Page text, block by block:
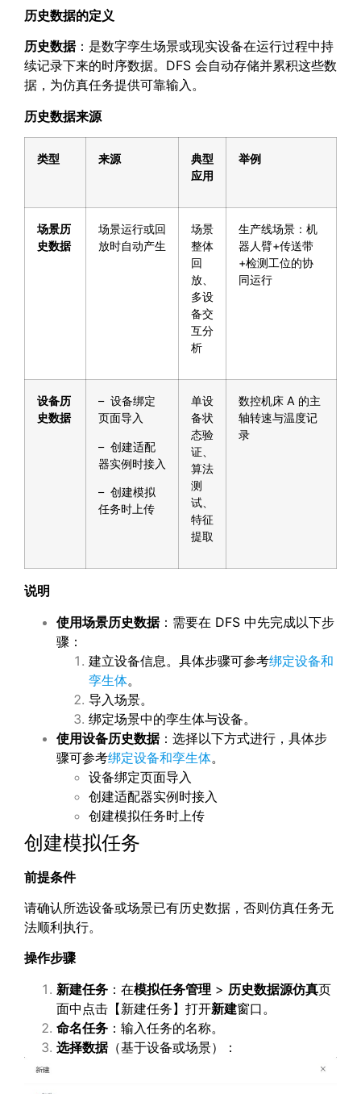
历史数据的定义
历史数据：是数字孪生场景或现实设备在运行过程中持
续记录下来的时序数据。DFS 会自动存储并累积这些数
据，为仿真任务提供可靠输入。
历史数据来源
类型 来源
典型
应用
举例
场景历
史数据
场景运行或回
放时自动产生
场景
整体
回
放、
多设
备交
互分
析
生产线场景：机
器人臂+传送带
+检测工位的协
同运行
设备历
史数据
– 设备绑定
页面导入
– 创建适配
器实例时接入
– 创建模拟
任务时上传
单设
备状
态验
证、
算法
测
试、
特征
提取
数控机床 A 的主
轴转速与温度记
录
说明
使用场景历史数据：需要在 DFS 中先完成以下步
骤：
建立设备信息。具体步骤可参考绑定设备和
孪生体。
导入场景。
绑定场景中的孪生体与设备。
使用设备历史数据：选择以下方式进行，具体步
骤可参考绑定设备和孪生体。
设备绑定页面导入
创建适配器实例时接入
创建模拟任务时上传
创建模拟任务
前提条件
请确认所选设备或场景已有历史数据，否则仿真任务无
法顺利执行。
操作步骤
新建任务 ：在模拟任务管理 > 历史数据源仿真页
面中点击【新建任务】打开新建窗口。
命名任务 ：输入任务的名称。
选择数据（基于设备或场景）：